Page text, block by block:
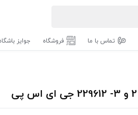
تماس با ما فروشگاه جوایز